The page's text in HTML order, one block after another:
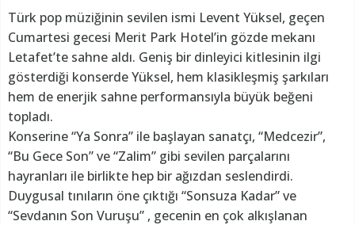
Türk pop müziğinin sevilen ismi Levent Yüksel, geçen
Cumartesi gecesi Merit Park Hotel’in gözde mekanı
Letafet’te sahne aldı. Geniş bir dinleyici kitlesinin ilgi
gösterdiği konserde Yüksel, hem klasikleşmiş şarkıları
hem de enerjik sahne performansıyla büyük beğeni
topladı.
Konserine “Ya Sonra” ile başlayan sanatçı, “Medcezir”,
“Bu Gece Son” ve “Zalim” gibi sevilen parçalarını
hayranları ile birlikte hep bir ağızdan seslendirdi.
Duygusal tınıların öne çıktığı “Sonsuza Kadar” ve
“Sevdanın Son Vuruşu” , gecenin en çok alkışlanan